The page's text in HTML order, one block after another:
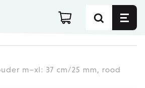
de inhoud
m–xl: 37 cm/25 mm, rood